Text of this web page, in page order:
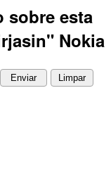
sobre esta
Nokia